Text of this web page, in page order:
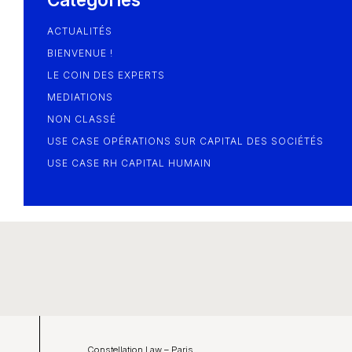
ACTUALITÉS
BIENVENUE !
LE COIN DES EXPERTS
MEDIATIONS
NON CLASSÉ
USE CASE OPÉRATIONS SUR CAPITAL DES SOCIÉTÉS
USE CASE RH CAPITAL HUMAIN
Constellation Law – Paris